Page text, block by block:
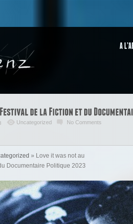
Uncategorized No Comments
» Love it was not au
Documentaire Politique 2023